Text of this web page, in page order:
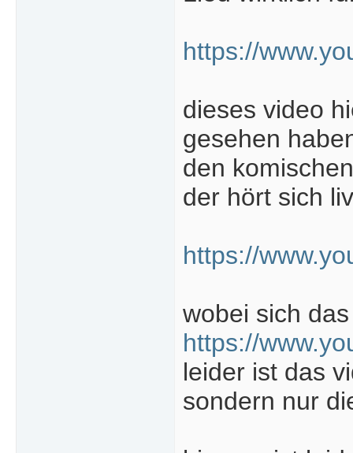
https://
dieses video
gesehen
den
der hört sich
https://
wobei sich
https://
leider ist das
sondern nur